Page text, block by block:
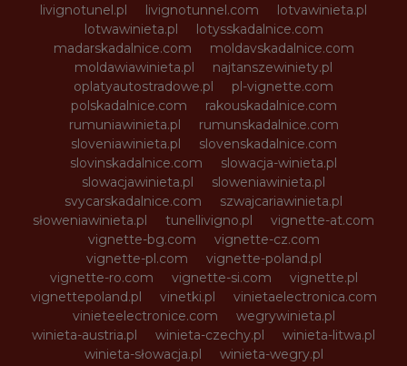
livignotunel.pl
livignotunnel.com
lotvawinieta.pl
lotwawinieta.pl
lotysskadalnice.com
madarskadalnice.com
moldavskadalnice.com
moldawiawinieta.pl
najtanszewiniety.pl
oplatyautostradowe.pl
pl-vignette.com
polskadalnice.com
rakouskadalnice.com
rumuniawinieta.pl
rumunskadalnice.com
sloveniawinieta.pl
slovenskadalnice.com
slovinskadalnice.com
slowacja-winieta.pl
slowacjawinieta.pl
sloweniawinieta.pl
svycarskadalnice.com
szwajcariawinieta.pl
słoweniawinieta.pl
tunellivigno.pl
vignette-at.com
vignette-bg.com
vignette-cz.com
vignette-pl.com
vignette-poland.pl
vignette-ro.com
vignette-si.com
vignette.pl
vignettepoland.pl
vinetki.pl
vinietaelectronica.com
vinieteelectronice.com
wegrywinieta.pl
winieta-austria.pl
winieta-czechy.pl
winieta-litwa.pl
winieta-słowacja.pl
winieta-wegry.pl